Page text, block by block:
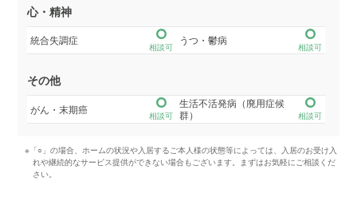
心・精神
統合失調症
相談可
うつ・鬱病
相談可
その他
がん・末期癌
相談可
生活不活発病（廃用症候
群）
相談可
※「○」の場合、ホームの状況や入居するご本人様の状態等によっては、入居のお受け入
れや継続的なサービス提供ができない場合もございます。まずはお気軽にご相談くだ
さい。